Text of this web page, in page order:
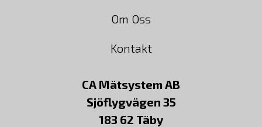
Om Oss
Kontakt
CA Mätsystem AB
Sjöflygvägen 35
183 62 Täby